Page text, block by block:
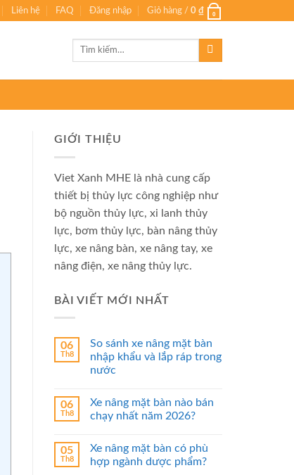
Liên hệ FAQ Đăng nhập Giỏ hàng / 0 ₫ 0
Tìm
GIỚI THIỆU
Viet Xanh MHE là nhà cung cấp
thiết bị thủy lực công nghiệp như
bộ nguồn thủy lực, xi lanh thủy
lực, bơm thủy lực, bàn nâng thủy
lực, xe nâng bàn, xe nâng tay, xe
nâng điện, xe nâng thủy lực.
BÀI VIẾT MỚI NHẤT
06
Th8
So sánh xe nâng mặt bàn
nhập khẩu và lắp ráp trong
nước
06
Th8
Xe nâng mặt bàn nào bán
chạy nhất năm 2026?
05
Th8
Xe nâng mặt bàn có phù
hợp ngành dược phẩm?